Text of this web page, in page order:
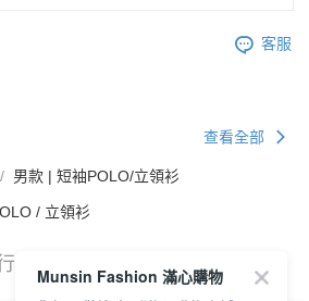
客服
查看全部
男款 | 短袖POLO/立領衫
/ 立領衫
Munsin Fashion 滿心購物